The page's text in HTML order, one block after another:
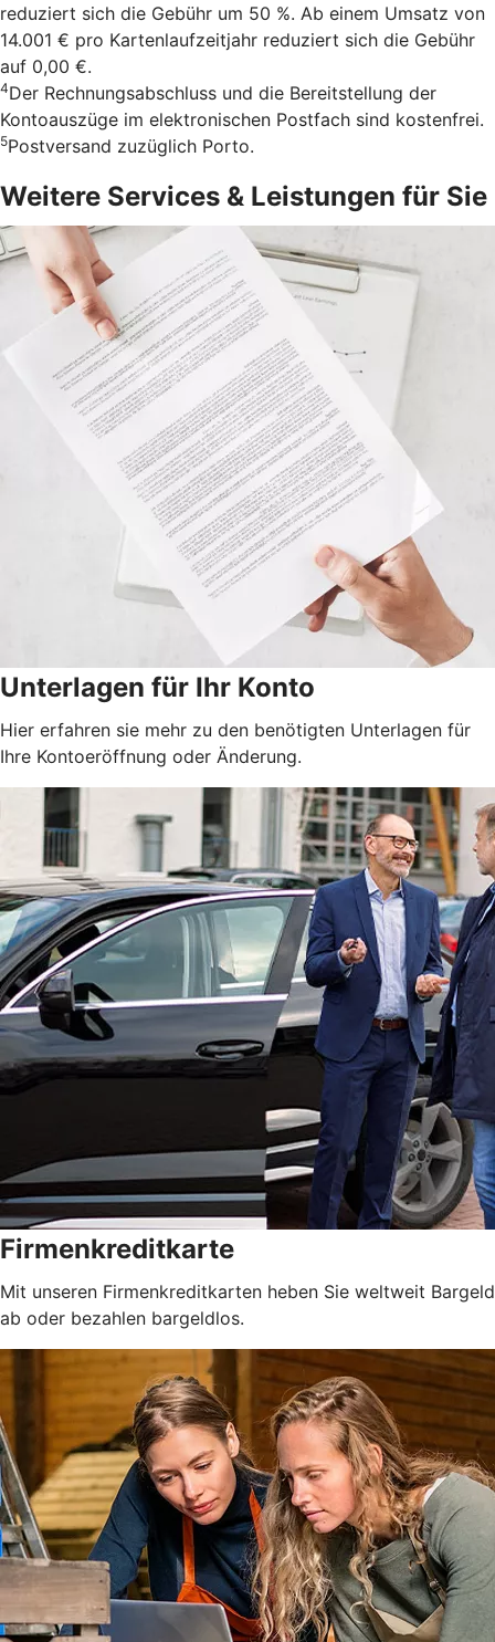
reduziert sich die Gebühr um 50 %. Ab einem Umsatz von
14.001 € pro Kartenlaufzeitjahr reduziert sich die Gebühr
auf 0,00 €.
4Der Rechnungsabschluss und die Bereitstellung der
Kontoauszüge im elektronischen Postfach sind kostenfrei.
5Postversand zuzüglich Porto.
Weitere Services & Leistungen für Sie
Unterlagen für Ihr Konto
Hier erfahren sie mehr zu den benötigten Unterlagen für
Ihre Kontoeröffnung oder Änderung.
Firmenkreditkarte
Mit unseren Firmenkreditkarten heben Sie weltweit Bargeld
ab oder bezahlen bargeldlos.